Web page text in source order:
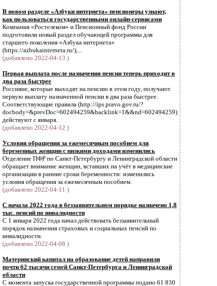
В новом разделе «Азбуки интернета» пенсионеры узнают,
как пользоваться государственными онлайн-сервисами
Компания «Ростелеком» и Пенсионный фонд России
подготовили новый раздел обучающей программы для
старшего поколения «Азбука интернета»
(https://azbukainterneta.ru/),...
(добавлено 2022-04-13 )
Первая выплата после назначения пенсии теперь приходит в
два раза быстрее
Россияне, которые выходят на пенсию в этом году, получают
первую выплату назначенной пенсии в два раза быстрее.
Соответствующие правила (http://ips.pravo.gov.ru/?
docbody=&prevDoc=602494259&backlink=1&&nd=602494259)
действуют с января.
(добавлено 2022-04-12 )
Условия обращения за ежемесячным пособием для
беременных женщин с низкими доходами изменились
Отделение ПФР по Санкт-Петербургу и Ленинградской области
обращает внимание женщин, вставших на учёт в медицинские
организации в ранние сроки беременности: изменились
условия обращения за ежемесячным пособием.
(добавлено 2022-04-11 )
С начала 2022 года в беззаявительном порядке назначено 1,8
тыс. пенсий по инвалидности
С 1 января 2022 года начал действовать беззаявительный
порядок назначения страховых и социальных пенсий по
инвалидности.
(добавлено 2022-04-08 )
Материнский капитал на образование детей направили
почти 62 тысячи семей Санкт-Петербурга и Ленинградской
области
С момента запуска государственной программы подано 61 830